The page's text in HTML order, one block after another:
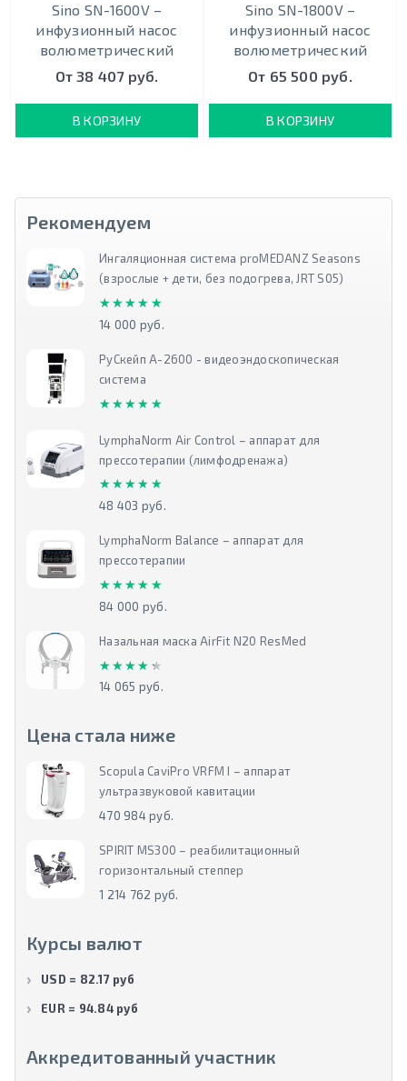
Sino SN-1600V –
инфузионный насос
волюметрический
От 38 407 руб.
В КОРЗИНУ
Sino SN-1800V –
инфузионный насос
волюметрический
От 65 500 руб.
В КОРЗИНУ
Рекомендуем
Ингаляционная система proMEDANZ Seasons
(взрослые + дети, без подогрева, JRT S05)
★★★★★
★★★★★
14 000 руб.
РуСкейп А-2600 - видеоэндоскопическая
система
★★★★★
★★★★★
LymphaNorm Air Control – аппарат для
прессотерапии (лимфодренажа)
★★★★★
★★★★★
48 403 руб.
LymphaNorm Balance – аппарат для
прессотерапии
★★★★★
★★★★★
84 000 руб.
Назальная маска AirFit N20 ResMed
★★★★★
★★★★★
14 065 руб.
Цена стала ниже
Scopula CaviPro VRFM I – аппарат
ультразвуковой кавитации
470 984 руб.
SPIRIT MS300 – реабилитационный
горизонтальный степпер
1 214 762 руб.
Курсы валют
USD = 82.17 руб
EUR = 94.84 руб
Аккредитованный участник